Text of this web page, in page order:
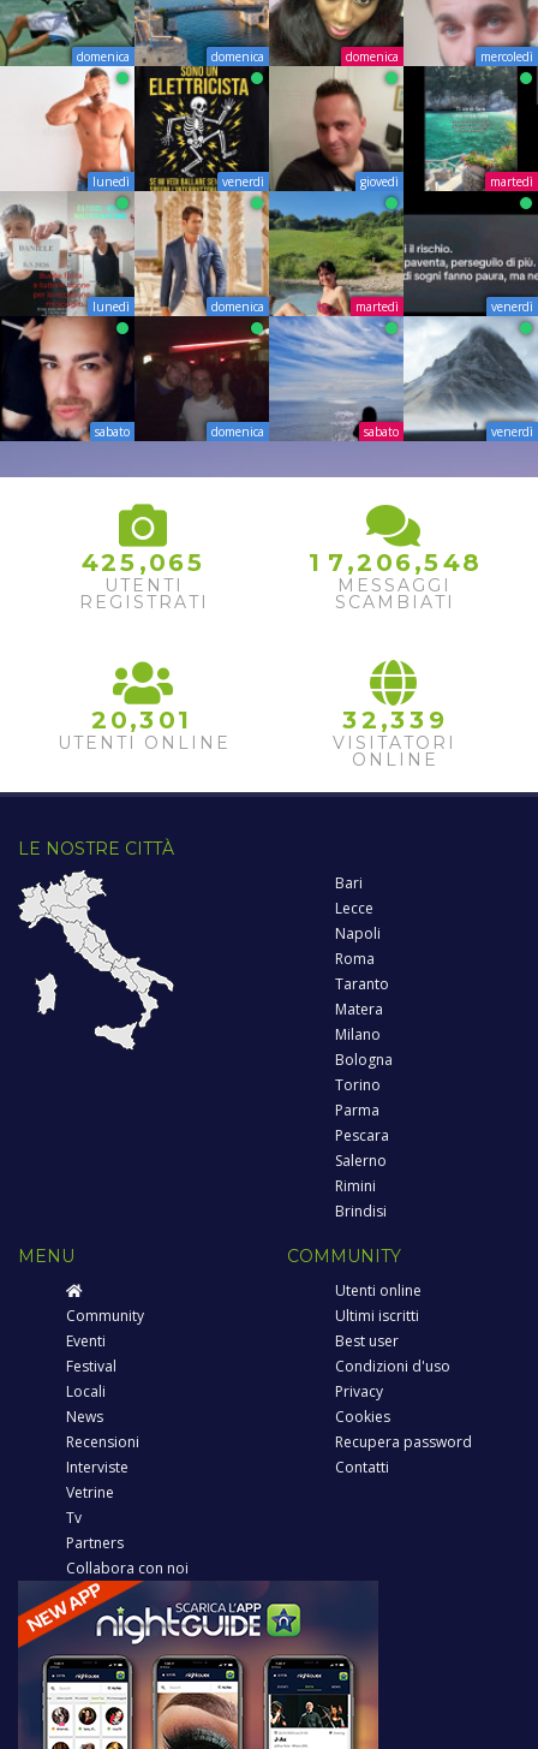
domenica domenica domenica mercoledì
lunedì venerdì giovedì martedì
lunedì domenica martedì venerdì
sabato domenica sabato venerdì
425 ,065
UTENTI
REGISTRATI
1 7 ,2 06,548
MESSAGGI
SCAMBIATI
2 0,3 01
UTENTI ONLINE
32 ,33 9
VISITATORI
ONLINE
LE NOSTRE CITTÀ
Bari
Lecce
Napoli
Roma
Taranto
Matera
Milano
Bologna
Torino
Parma
Pescara
Salerno
Rimini
Brindisi
MENU
Community
Eventi
Festival
Locali
News
Recensioni
Interviste
Vetrine
Tv
Partners
Collabora con noi
COMMUNITY
Utenti online
Ultimi iscritti
Best user
Condizioni d'uso
Privacy
Cookies
Recupera password
Contatti